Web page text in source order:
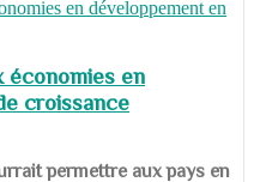
économies en
croissance
permettre aux pays en